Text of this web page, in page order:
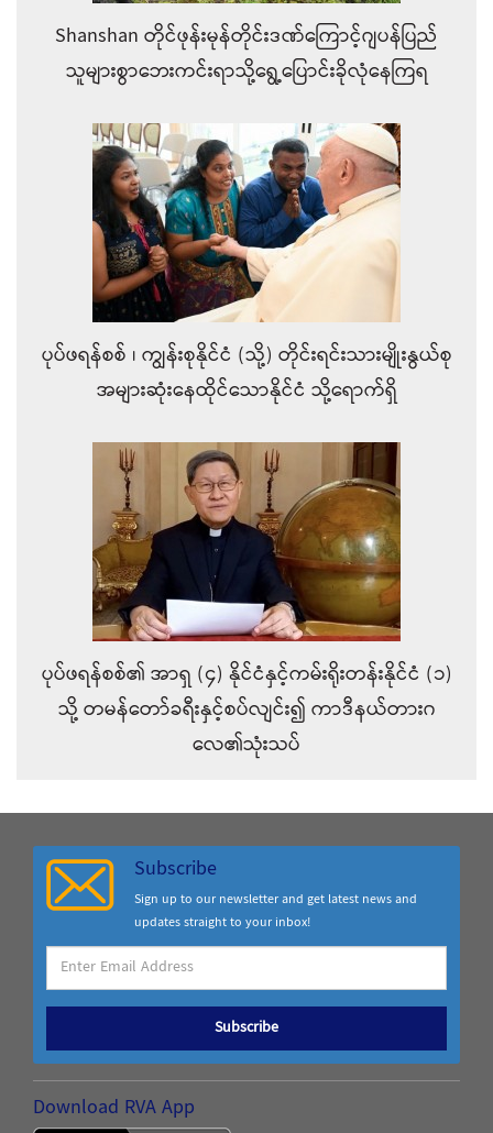
Shanshan တိုင်ဖုန်းမုန်တိုင်းဒဏ်ကြောင့်ဂျပန်ပြည်
သူများစွာဘေးကင်းရာသို့ရွေ့ပြောင်းခိုလုံနေကြရ
ပုပ်ဖရန်စစ် ၊ ကျွန်းစုနိုင်ငံ (သို့) တိုင်းရင်းသားမျိုးနွယ်စု
အများဆုံးနေထိုင်သောနိုင်ငံ သို့ရောက်ရှိ
ပုပ်ဖရန်စစ်၏ အာရှ (၄) နိုင်ငံနှင့်ကမ်းရိုးတန်းနိုင်ငံ (၁)
သို့ တမန်တော်ခရီးနှင့်စပ်လျင်း၍ ကာဒီနယ်တားဂ
လေ၏သုံးသပ်
Subscribe
Sign up to our newsletter and get latest news and
updates straight to your inbox!
Subscribe
Download RVA App